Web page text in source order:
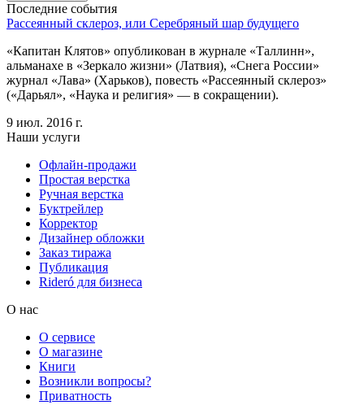
Последние события
Рассеянный склероз, или Серебряный шар будущего
«Капитан Клятов» опубликован в журнале «Таллинн»,
альманахе в «Зеркало жизни» (Латвия), «Снега России»
журнал «Лава» (Харьков), повесть «Рассеянный склероз»
(«Дарьял», «Наука и религия» — в сокращении).
9 июл. 2016 г.
Наши услуги
Офлайн-продажи
Простая верстка
Ручная верстка
Буктрейлер
Корректор
Дизайнер обложки
Заказ тиража
Публикация
Rideró для бизнеса
О нас
О сервисе
О магазине
Книги
Возникли вопросы?
Приватность